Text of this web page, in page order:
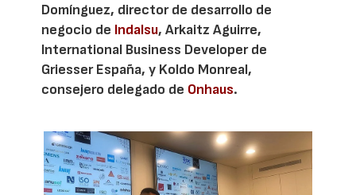
Domínguez, director de desarrollo de
negocio de Indalsu, Arkaitz Aguirre,
International Business Developer de
Griesser España, y Koldo Monreal,
consejero delegado de Onhaus.